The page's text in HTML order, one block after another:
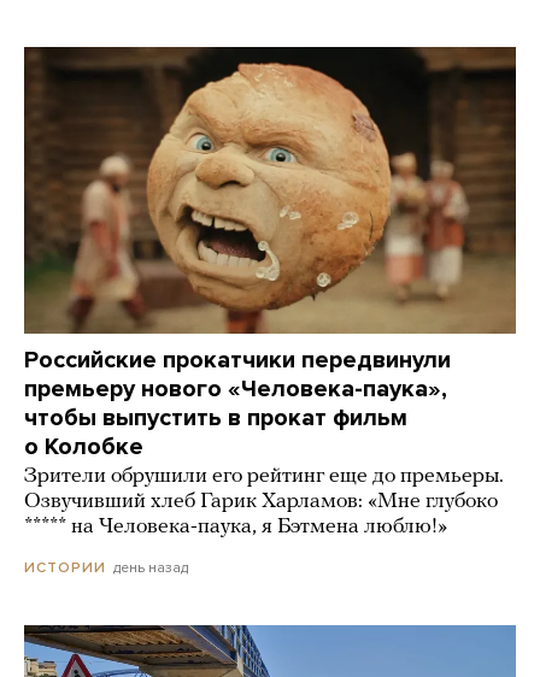
Российские прокатчики передвинули
премьеру нового «Человека-паука»,
чтобы выпустить в прокат фильм
о Колобке
Зрители обрушили его рейтинг еще до премьеры.
Озвучивший хлеб Гарик Харламов: «Мне глубоко
***** на Человека-паука, я Бэтмена люблю!»
ИСТОРИИ день назад